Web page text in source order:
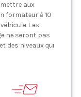
aux
formateur à 10
Les
ne seront pas
des niveaux qui